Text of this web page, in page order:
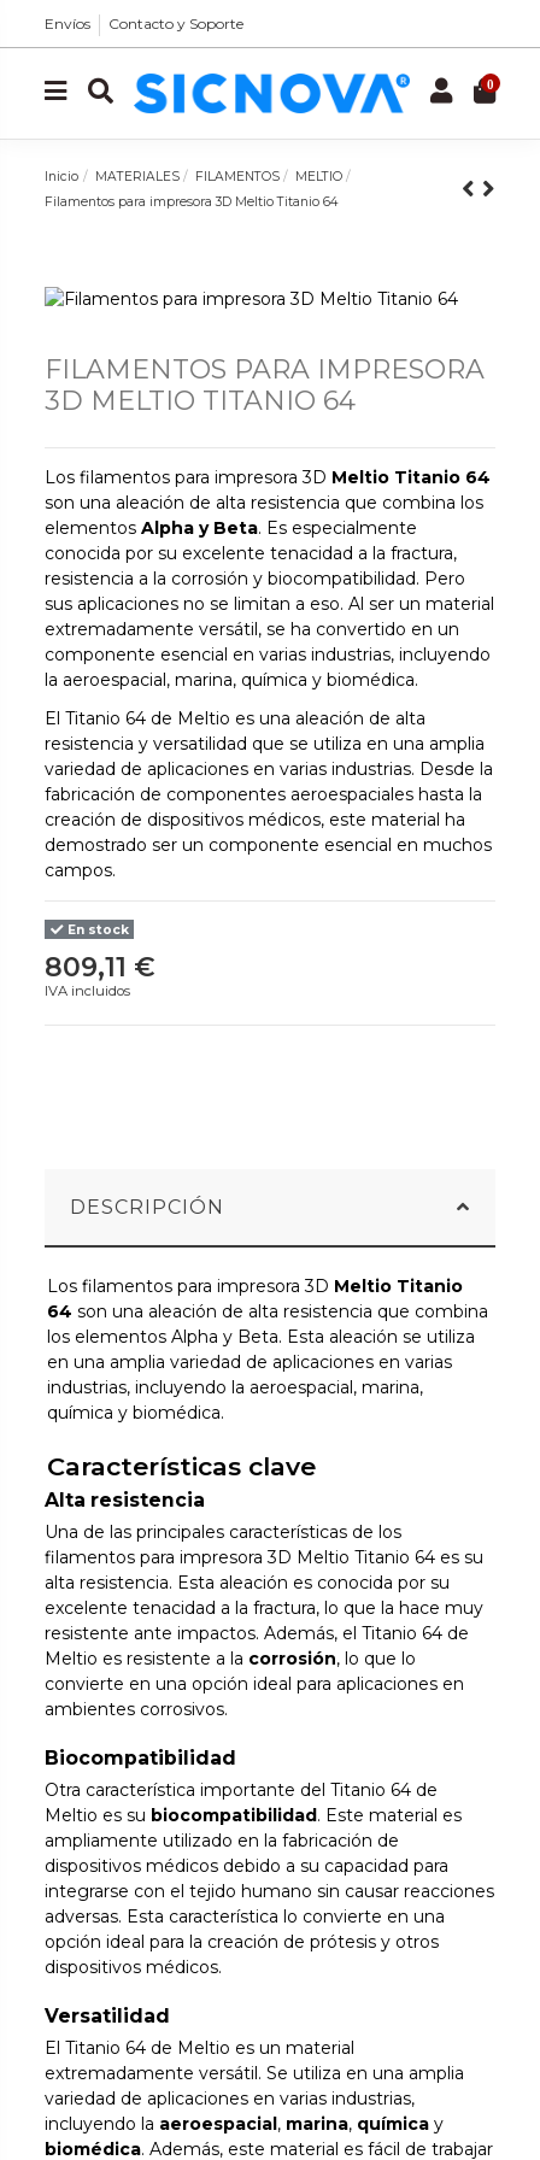
Envíos Contacto y Soporte
0
Inicio MATERIALES FILAMENTOS
MELTIO
Filamentos para impresora 3D Meltio Titanio 64
FILAMENTOS PARA IMPRESORA
3D MELTIO TITANIO 64
Los filamentos para impresora 3D Meltio Titanio 64
son una aleación de alta resistencia que combina los
elementosAlpha y Beta. Es especialmente
conocida por su excelente tenacidad a la fractura,
resistencia a la corrosión y biocompatibilidad. Pero
sus aplicaciones no se limitan a eso. Al ser un material
extremadamente versátil, se ha convertido en un
componente esencial en varias industrias, incluyendo
la aeroespacial, marina, química y biomédica.
El Titanio 64 de Meltio es una aleación de alta
resistencia y versatilidad que se utiliza en una amplia
variedad de aplicaciones en varias industrias. Desde la
fabricación de componentes aeroespaciales hasta la
creación de dispositivos médicos, este material ha
demostrado ser un componente esencial en muchos
campos.
En stock
809,11 €
IVA incluidos
DESCRIPCIÓN
Los filamentos para impresora 3D Meltio Titanio
64 son una aleación de alta resistencia que combina
los elementos Alpha y Beta. Esta aleación se utiliza
en una amplia variedad de aplicaciones en varias
industrias, incluyendo la aeroespacial, marina,
química y biomédica.
Características clave
Alta resistencia
Una de las principales características de los
filamentos para impresora 3D Meltio Titanio 64 es su
alta resistencia. Esta aleación es conocida por su
excelente tenacidad a la fractura, lo que la hace muy
resistente ante impactos. Además, el Titanio 64 de
Meltio es resistente a la corrosión, lo que lo
convierte en una opción ideal para aplicaciones en
ambientes corrosivos.
Biocompatibilidad
Otra característica importante del Titanio 64 de
Meltio es su biocompatibilidad . Este material es
ampliamente utilizado en la fabricación de
dispositivos médicos debido a su capacidad para
integrarse con el tejido humano sin causar reacciones
adversas. Esta característica lo convierte en una
opción ideal para la creación de prótesis y otros
dispositivos médicos.
Versatilidad
El Titanio 64 de Meltio es un material
extremadamente versátil. Se utiliza en una amplia
variedad de aplicaciones en varias industrias,
incluyendo la aeroespacial , marina, química y
biomédica. Además, este material es fácil de trabajar